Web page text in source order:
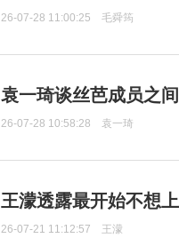
26-07-28 11:00:25 毛舜筠
袁一琦谈丝芭成员之
26-07-28 10:58:28 袁一琦
王濛透露最开始不想
26-07-21 11:12:57 王濛